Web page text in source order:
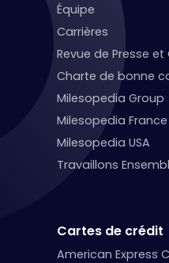
Équipe
Carrières
Revue de Presse
Charte de bonne
Milesopedia Group
Milesopedia France
Milesopedia USA
Travaillons
Cartes de crédit
American Express